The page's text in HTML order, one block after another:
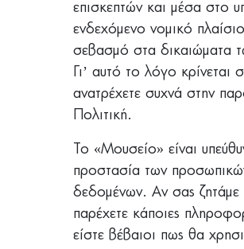
επισκεπτών και μέσα στο
ενδεχόμενο νομικό
σεβασμό στα δικαιώματα
Γι’ αυτό το λόγο κρίνεται
ανατρέχετε συχνά στην
Πολιτική.
Το «Μουσείο» είναι
προστασία των
δεδομένων. Αν σας ζητάμε
παρέχετε κάποιες
είστε βέβαιοι πως θα